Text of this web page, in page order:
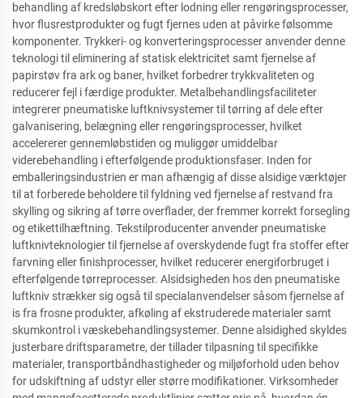
behandling af kredsløbskort efter lodning eller rengøringsprocesser,
hvor flusrestprodukter og fugt fjernes uden at påvirke følsomme
komponenter. Trykkeri- og konverteringsprocesser anvender denne
teknologi til eliminering af statisk elektricitet samt fjernelse af
papirstøv fra ark og baner, hvilket forbedrer trykkvaliteten og
reducerer fejl i færdige produkter. Metalbehandlingsfaciliteter
integrerer pneumatiske luftknivsystemer til tørring af dele efter
galvanisering, belægning eller rengøringsprocesser, hvilket
accelererer gennemløbstiden og muliggør umiddelbar
viderebehandling i efterfølgende produktionsfaser. Inden for
emballeringsindustrien er man afhængig af disse alsidige værktøjer
til at forberede beholdere til fyldning ved fjernelse af restvand fra
skylling og sikring af tørre overflader, der fremmer korrekt forsegling
og etikettilhæftning. Tekstilproducenter anvender pneumatiske
luftknivteknologier til fjernelse af overskydende fugt fra stoffer efter
farvning eller finishprocesser, hvilket reducerer energiforbruget i
efterfølgende tørreprocesser. Alsidsigheden hos den pneumatiske
luftkniv strækker sig også til specialanvendelser såsom fjernelse af
is fra frosne produkter, afkøling af ekstruderede materialer samt
skumkontrol i væskebehandlingsystemer. Denne alsidighed skyldes
justerbare driftsparametre, der tillader tilpasning til specifikke
materialer, transportbåndhastigheder og miljøforhold uden behov
for udskiftning af udstyr eller større modifikationer. Virksomheder